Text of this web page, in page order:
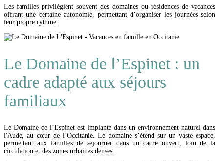
Les familles privilégient souvent des domaines ou résidences de vacances
offrant une certaine autonomie, permettant d’organiser les journées selon
leur propre rythme.
Le Domaine de l’Espinet : un
cadre adapté aux séjours
familiaux
Le Domaine de l’Espinet est implanté dans un environnement naturel dans
l'Aude, au cœur de l’Occitanie. Le domaine s’étend sur un vaste espace,
permettant aux familles de séjourner dans un cadre ouvert, loin de la
circulation et des zones urbaines denses.